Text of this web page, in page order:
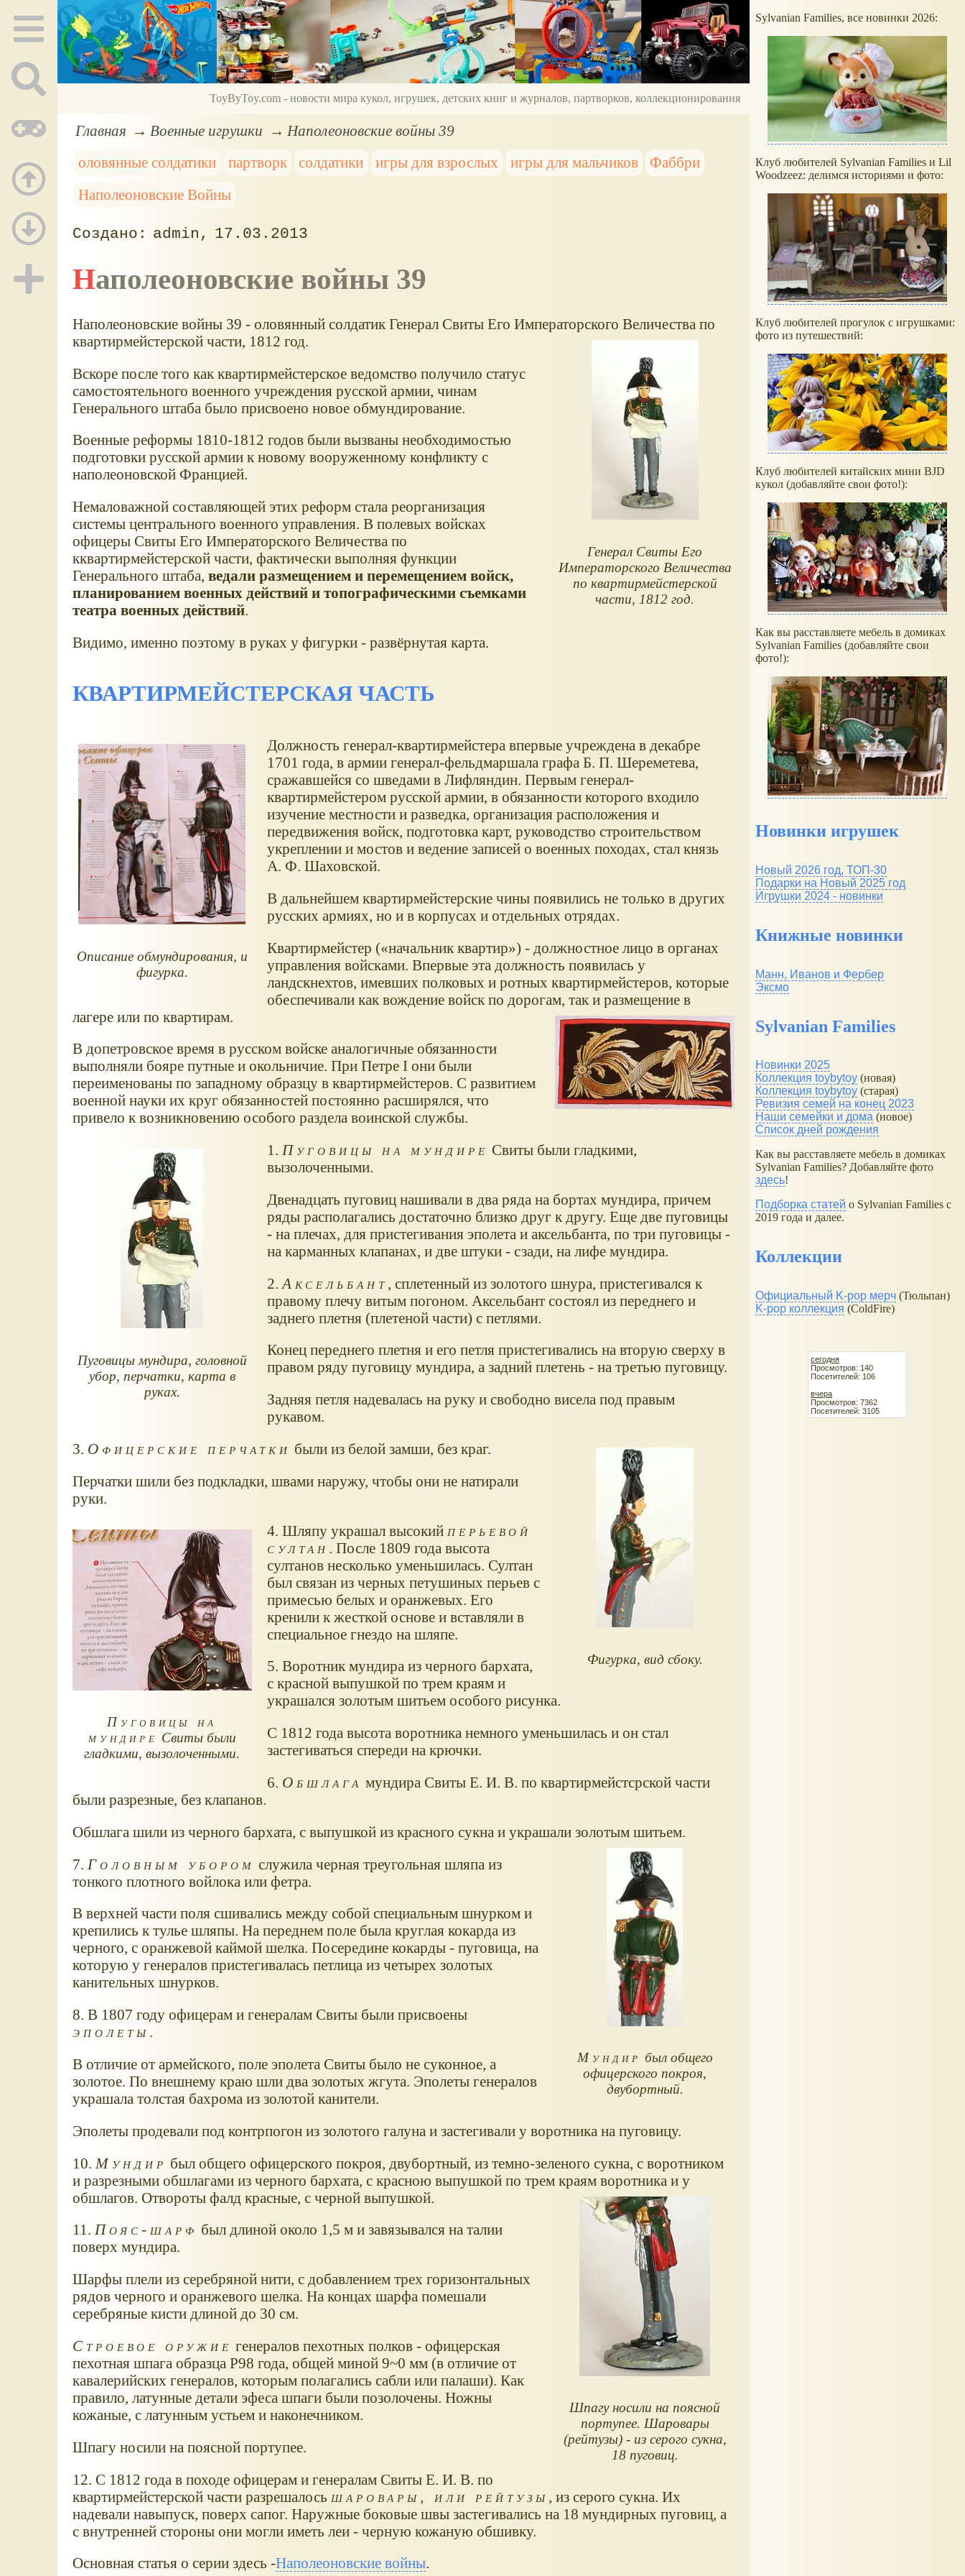
ToyByToy.com - новости мира кукол, игрушек, детских книг и журналов, партворков, коллекционирования
Главная Военные игрушки
Наполеоновские войны 39
оловянные солдатики
партворк солдатики игры для взрослых игры для мальчиков
Фаббри
Наполеоновские Войны
admin 17.03.2013
Наполеоновские войны 39
Наполеоновские войны 39 - оловянный солдатик Генерал Свиты Его Императорского Величества по
квартирмейстерской части, 1812 год.
Генерал Свиты Его
Императорского Величества
по квартирмейстерской
части, 1812 год.
Вскоре после того как квартирмейстерское ведомство получило статус
самостоятельного военного учреждения русской армии, чинам
Генерального штаба было присвоено новое обмундирование.
Военные реформы 1810-1812 годов были вызваны необходимостью
подготовки русской армии к новому вооруженному конфликту с
наполеоновской Францией.
Немаловажной составляющей этих реформ стала реорганизация
системы центрального военного управления. В полевых войсках
офицеры Свиты Его Императорского Величества по
кквартирмейстерской части, фактически выполняя функции
Генерального штаба, ведали размещением и перемещением войск,
планированием военных действий и топографическими съемками
театра военных действий.
Видимо, именно поэтому в руках у фигурки - развёрнутая карта.
КВАРТИРМЕЙСТЕРСКАЯ ЧАСТЬ
Описание обмундирования, и
фигурка.
Должность генерал-квартирмейстера впервые учреждена в декабре
1701 года, в армии генерал-фельдмаршала графа Б. П. Шереметева,
сражавшейся со шведами в Лифляндин. Первым генерал-
квартирмейстером русской армии, в обязанности которого входило
изучение местности и разведка, организация расположения и
передвижения войск, подготовка карт, руководство строительством
укреплении и мостов и ведение записей о военных походах, стал князь
А. Ф. Шаховской.
В дальнейшем квартирмейстерские чины появились не только в других
русских армиях, но и в корпусах и отдельных отрядах.
Квартирмейстер ( начальник квартир ) - должностное лицо в органах
управления войсками. Впервые эта должность появилась у
ландскнехтов, имевших полковых и ротных квартирмейстеров, которые
обеспечивали как вождение войск по дорогам, так и размещение в
лагере или по квартирам.
В допетровское время в русском войске аналогичные обязанности
выполняли бояре путные и окольничие. При Петре I они были
переименованы по западному образцу в квартирмейстеров. С развитием
военной науки их круг обязанностей постоянно расширялся, что
привело к возникновению особого раздела воинской службы.
Пуговицы мундира, головной
убор, перчатки, карта в
руках.
1. Пуговицы на мундире Свиты были гладкими,
вызолоченными.
Двенадцать пуговиц нашивали в два ряда на бортах мундира, причем
ряды располагались достаточно близко друг к другу. Еще две пуговицы
- на плечах, для пристегивания эполета и аксельбанта, по три пуговицы -
на карманных клапанах, и две штуки - сзади, на лифе мундира.
2. Аксельбант, сплетенный из золотого шнура, пристегивался к
правому плечу витым погоном. Аксельбант состоял из переднего и
заднего плетня (плетеной части) с петлями.
Конец переднего плетня и его петля пристегивались на вторую сверху в
правом ряду пуговицу мундира, а задний плетень - на третью пуговицу.
Задняя петля надевалась на руку и свободно висела под правым
рукавом.
3. Офицерские перчатки были из белой замши, без краг.
Фигурка, вид сбоку.
Перчатки шили без подкладки, швами наружу, чтобы они не натирали
руки.
Пуговицы на
мундире Свиты были
гладкими, вызолоченными.
4. Шляпу украшал высокий перьевой
султан . После 1809 года высота
султанов несколько уменьшилась. Султан
был связан из черных петушиных перьев с
примесью белых и оранжевых. Его
кренили к жесткой основе и вставляли в
специальное гнездо на шляпе.
5. Воротник мундира из черного бархата,
с красной выпушкой по трем краям и
украшался золотым шитьем особого рисунка.
С 1812 года высота воротника немного уменьшилась и он стал
застегиваться спереди на крючки.
6. Обшлага мундира Свиты Е. И. В. по квартирмейстсрской части
были разрезные, без клапанов.
Обшлага шили из черного бархата, с выпушкой из красного сукна и украшали золотым шитьем.
Мундир был общего
офицерского покроя,
двубортный.
7. Головным убором служила черная треугольная шляпа из
тонкого плотного войлока или фетра.
В верхней части поля сшивались между собой специальным шнурком и
крепились к тулье шляпы. На переднем поле была круглая кокарда из
черного, с оранжевой каймой шелка. Посередине кокарды - пуговица, на
которую у генералов пристегивалась петлица из четырех золотых
канительных шнурков.
8. В 1807 году офицерам и генералам Свиты были присвоены
эполеты .
В отличие от армейского, поле эполета Свиты было не суконное, а
золотое. По внешнему краю шли два золотых жгута. Эполеты генералов
украшала толстая бахрома из золотой канители.
Эполеты продевали под контрпогон из золотого галуна и застегивали у воротника на пуговицу.
10. Мундир был общего офицерского покроя, двубортный, из темно-зеленого сукна, с воротником
и разрезными обшлагами из черного бархата, с красною выпушкой по трем краям воротника и у
обшлагов. Отвороты фалд красные, с черной выпушкой.
Шпагу носили на поясной
портупее. Шаровары
(рейтузы) - из серого сукна,
18 пуговиц.
11. Пояс-шарф был длиной около 1,5 м и завязывался на талии
поверх мундира.
Шарфы плели из серебряной нити, с добавлением трех горизонтальных
рядов черного и оранжевого шелка. На концах шарфа помешали
серебряные кисти длиной до 30 см.
Строевое оружие генералов пехотных полков - офицерская
пехотная шпага образца Р98 года, общей миной 9~0 мм (в отличие от
кавалерийских генералов, которым полагались сабли или палаши). Как
правило, латунные детали эфеса шпаги были позолочены. Ножны
кожаные, с латунным устьем и наконечником.
Шпагу носили на поясной портупее.
12. С 1812 года в походе офицерам и генералам Свиты Е. И. В. по
квартирмейстерской части разрешалось шаровары, или рейтузы , из серого сукна. Их
надевали навыпуск, поверх сапог. Наружные боковые швы застегивались на 18 мундирных пуговиц, а
с внутренней стороны они могли иметь леи - черную кожаную обшивку.
Основная статья о серии здесь -Наполеоновские войны.
Sylvanian Families, все новинки 2026:
Клуб любителей Sylvanian Families и Lil
Woodzeez: делимся историями и фото:
Клуб любителей прогулок с игрушками:
фото из путешествий:
Клуб любителей китайских мини BJD
кукол (добавляйте свои фото!):
Как вы расставляете мебель в домиках
Sylvanian Families (добавляйте свои
фото!):
Новинки игрушек
Новый 2026 год, ТОП-30
Подарки на Новый 2025 год
Игрушки 2024 - новинки
Книжные новинки
Манн, Иванов и Фербер
Эксмо
Sylvanian Families
Новинки 2025
Коллекция toybytoy (новая)
Коллекция toybytoy (старая)
Ревизия семей на конец 2023
Наши семейки и дома (новое)
Список дней рождения
Как вы расставляете мебель в домиках
Sylvanian Families? Добавляйте фото
здесь!
Подборка статей о Sylvanian Families с
2019 года и далее.
Коллекции
Официальный K-pop мерч (Тюльпан)
K-pop коллекция (ColdFire)
сегодня
Просмотров: 140
Посетителей: 106
вчера
Просмотров: 7362
Посетителей: 3105